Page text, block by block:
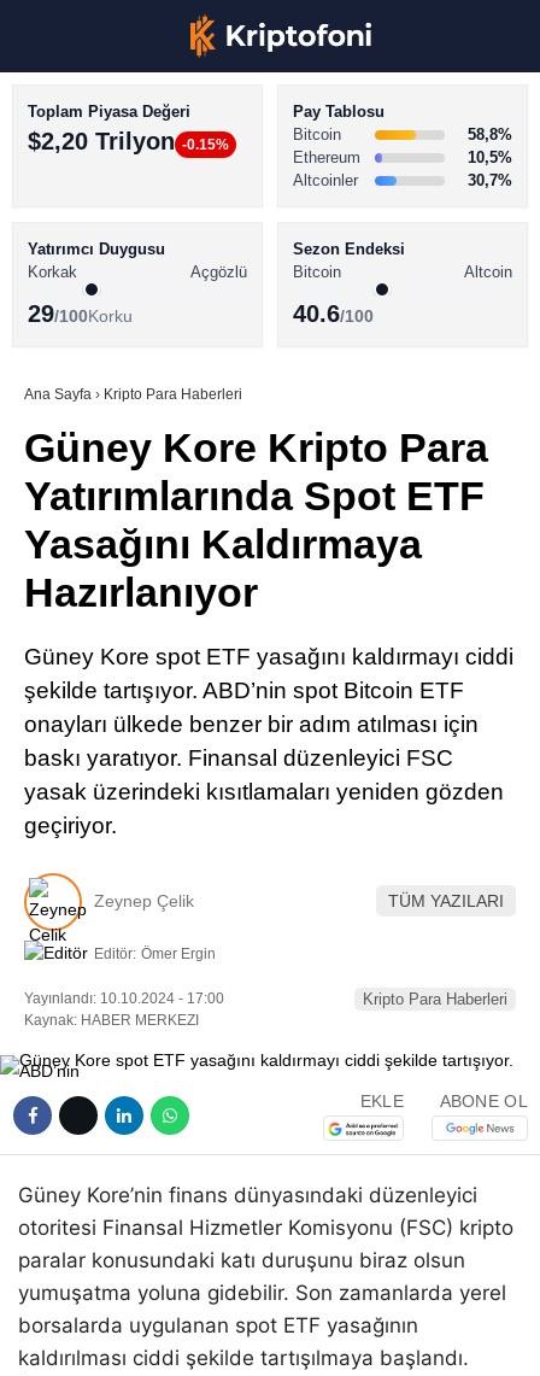
Youtube
TikTok
Pinterest
BİTCOİN HABERLERİ
ALTCOİN HABERLERİ
SÖZLÜK
Toplam Piyasa Değeri
$2,20 Trilyon -0.15%
Pay Tablosu
Bitcoin
58,8%
Ethereum
10,5%
Altcoinler
30,7%
Yatırımcı Duygusu
Korkak
Açgözlü
29/100Korku
Sezon Endeksi
Bitcoin
Altcoin
40.6/100
Ana Sayfa › Kripto Para Haberleri
Güney Kore Kripto Para
Yatırımlarında Spot ETF
Yasağını Kaldırmaya
Hazırlanıyor
Güney Kore spot ETF yasağını kaldırmayı ciddi
şekilde tartışıyor. ABD’nin spot Bitcoin ETF
onayları ülkede benzer bir adım atılması için
baskı yaratıyor. Finansal düzenleyici FSC
yasak üzerindeki kısıtlamaları yeniden gözden
geçiriyor.
Zeynep Çelik TÜM YAZILARI
Editör: Ömer Ergin
Yayınlandı: 10.10.2024 - 17:00
Kaynak: HABER MERKEZI
Kripto Para Haberleri
EKLE ABONE OL
Güney Kore’nin finans dünyasındaki düzenleyici
otoritesi Finansal Hizmetler Komisyonu (FSC) kripto
paralar konusundaki katı duruşunu biraz olsun
yumuşatma yoluna gidebilir. Son zamanlarda yerel
borsalarda uygulanan spot ETF yasağının
kaldırılması ciddi şekilde tartışılmaya başlandı.